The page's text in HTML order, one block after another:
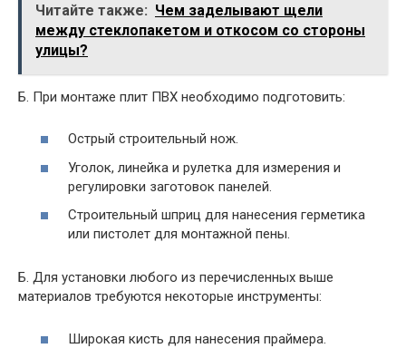
Читайте также: Чем заделывают щели
между стеклопакетом и откосом со стороны
улицы?
Б. При монтаже плит ПВХ необходимо подготовить:
Острый строительный нож.
Уголок, линейка и рулетка для измерения и
регулировки заготовок панелей.
Строительный шприц для нанесения герметика
или пистолет для монтажной пены.
Б. Для установки любого из перечисленных выше
материалов требуются некоторые инструменты:
Широкая кисть для нанесения праймера.